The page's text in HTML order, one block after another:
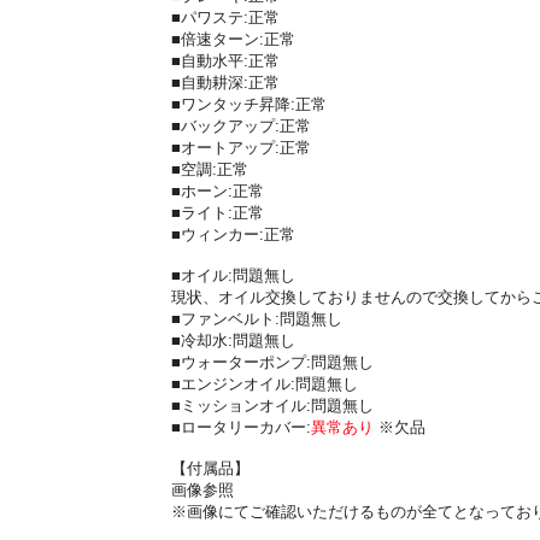
■パワステ:正常
■倍速ターン:正常
■自動水平:正常
■自動耕深:正常
■ワンタッチ昇降:正常
■バックアップ:正常
■オートアップ:正常
■空調:正常
■ホーン:正常
■ライト:正常
■ウィンカー:正常
■オイル:問題無し
現状、オイル交換しておりませんので交換してから
■ファンベルト:問題無し
■冷却水:問題無し
■ウォーターポンプ:問題無し
■エンジンオイル:問題無し
■ミッションオイル:問題無し
■ロータリーカバー:異常あり ※欠品
【付属品】
画像参照
※画像にてご確認いただけるものが全てとなってお